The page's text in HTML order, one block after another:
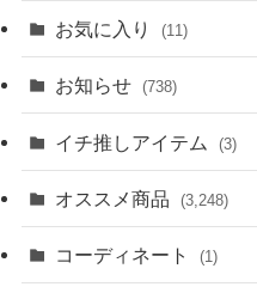
お気に入り (11)
お知らせ (738)
イチ推しアイテム (3)
オススメ商品 (3,248)
コーディネート (1)